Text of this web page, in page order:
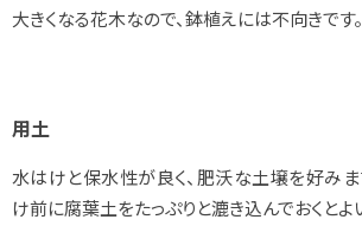
大きくなる花木なので、鉢植えには不向きです。
用土
水はけと保水性が良く、肥沃な土壌を好みま
け前に腐葉土をたっぷりと漉き込んでおくとよ